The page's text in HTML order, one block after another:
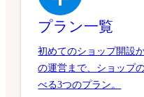
プラン一覧
初めてのショップ開設
の運営まで、ショップ
べる3つのプラン。